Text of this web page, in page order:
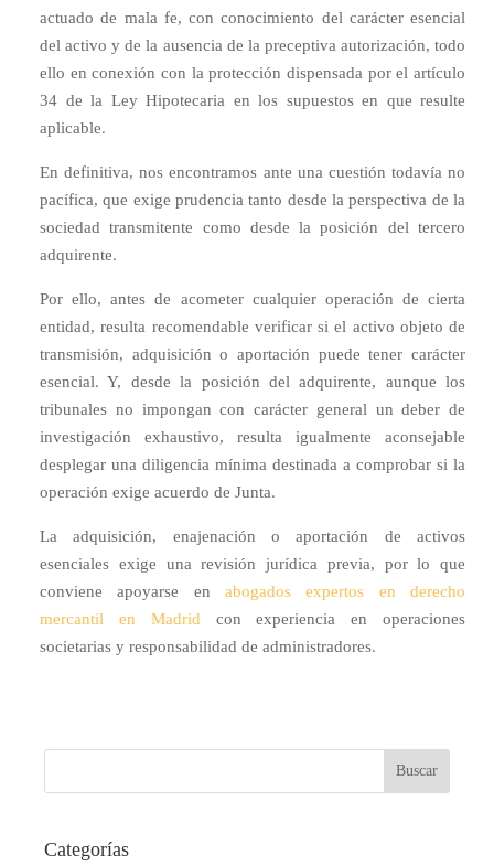
actuado de mala fe, con conocimiento del carácter esencial
del activo y de la ausencia de la preceptiva autorización, todo
ello en conexión con la protección dispensada por el artículo
34 de la Ley Hipotecaria en los supuestos en que resulte
aplicable.
En definitiva, nos encontramos ante una cuestión todavía no
pacífica, que exige prudencia tanto desde la perspectiva de la
sociedad transmitente como desde la posición del tercero
adquirente.
Por ello, antes de acometer cualquier operación de cierta
entidad, resulta recomendable verificar si el activo objeto de
transmisión, adquisición o aportación puede tener carácter
esencial. Y, desde la posición del adquirente, aunque los
tribunales no impongan con carácter general un deber de
investigación exhaustivo, resulta igualmente aconsejable
desplegar una diligencia mínima destinada a comprobar si la
operación exige acuerdo de Junta.
La adquisición, enajenación o aportación de activos
esenciales exige una revisión jurídica previa, por lo que
conviene apoyarse en abogados expertos en derecho
mercantil en Madrid con experiencia en operaciones
societarias y responsabilidad de administradores.
Categorías